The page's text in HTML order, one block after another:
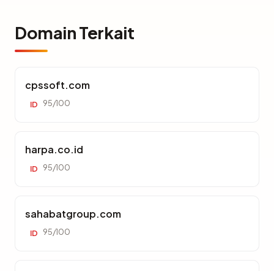
Domain Terkait
cpssoft.com
ID 95/100
harpa.co.id
ID 95/100
sahabatgroup.com
ID 95/100